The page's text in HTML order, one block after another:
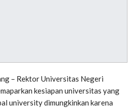
– Rektor Universitas Negeri
kesiapan universitas yang
university dimungkinkan karena